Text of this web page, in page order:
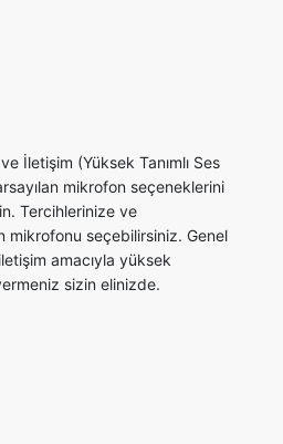
İletişim (Yüksek Tanımlı Ses
mikrofon seçeneklerini
Tercihlerinize ve
mikrofonu seçebilirsiniz. Genel
amacıyla yüksek
sizin elinizde.